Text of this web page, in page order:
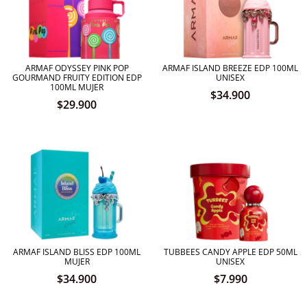
ARMAF ODYSSEY PINK POP
GOURMAND FRUITY EDITION EDP
100ML MUJER
$29.900
ARMAF ISLAND BREEZE EDP 100ML
UNISEX
$34.900
ARMAF ISLAND BLISS EDP 100ML
MUJER
$34.900
TUBBEES CANDY APPLE EDP 50ML
UNISEX
$7.990